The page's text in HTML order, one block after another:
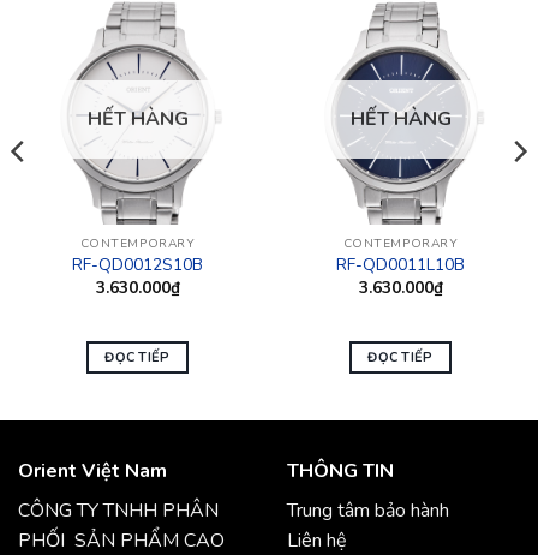
HẾT HÀNG
CONTEMPORARY
RF-QD0012S10B
3.630.000₫
ĐỌC TIẾP
HẾT HÀNG
CONTEMPORARY
RF-QD0011L10B
3.630.000₫
ĐỌC TIẾP
Orient Việt Nam
CÔNG TY TNHH PHÂN
PHỐI SẢN PHẨM CAO
THÔNG TIN
Trung tâm bảo hành
Liên hệ